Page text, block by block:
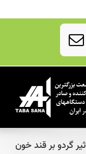
Email
گردو بر قند خون